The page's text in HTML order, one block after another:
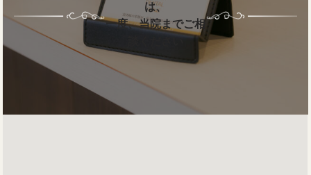
は、
一度、当院までご相